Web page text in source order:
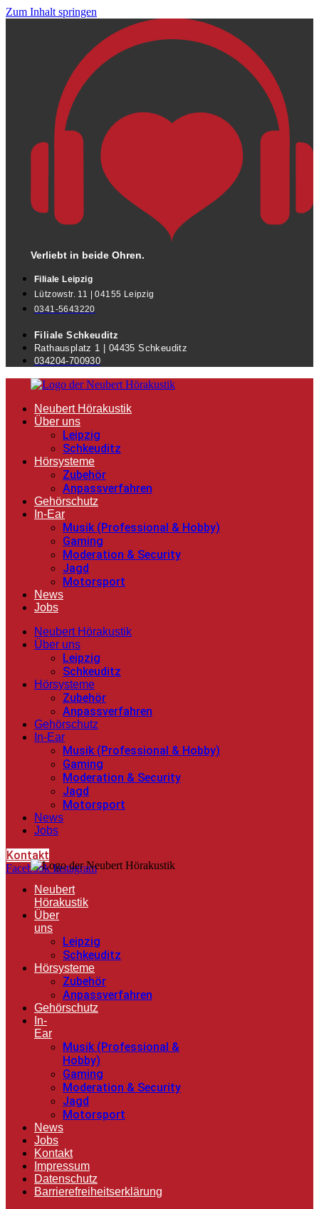
Zum Inhalt springen
Verliebt in beide Ohren.
Filiale Leipzig
Lützowstr. 11 | 04155 Leipzig
0341-5643220
Filiale Schkeuditz
Rathausplatz 1 | 04435 Schkeuditz
034204-700930
Neubert Hörakustik
Über uns
Leipzig
Schkeuditz
Hörsysteme
Zubehör
Anpassverfahren
Gehörschutz
In-Ear
Musik (Professional & Hobby)
Gaming
Moderation & Security
Jagd
Motorsport
News
Jobs
Neubert Hörakustik
Über uns
Leipzig
Schkeuditz
Hörsysteme
Zubehör
Anpassverfahren
Gehörschutz
In-Ear
Musik (Professional & Hobby)
Gaming
Moderation & Security
Jagd
Motorsport
News
Jobs
Kontakt
Facebook Instagram
Neubert
Hörakustik
Über
uns
Leipzig
Schkeuditz
Hörsysteme
Zubehör
Anpassverfahren
Gehörschutz
In-
Ear
Musik (Professional &
Hobby)
Gaming
Moderation & Security
Jagd
Motorsport
News
Jobs
Kontakt
Impressum
Datenschutz
Barrierefreiheitserklärung